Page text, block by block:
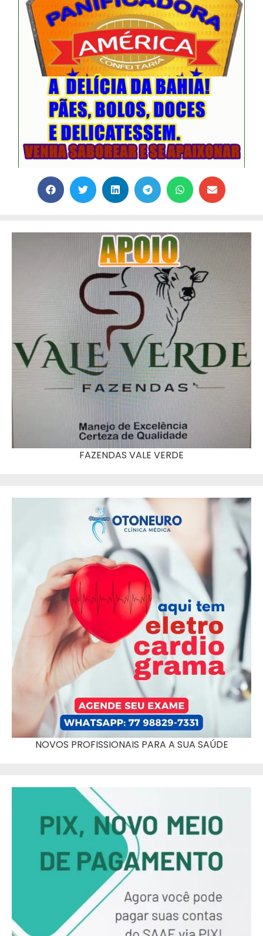
FAZENDAS VALE VERDE
NOVOS PROFISSIONAIS PARA A SUA SAÚDE